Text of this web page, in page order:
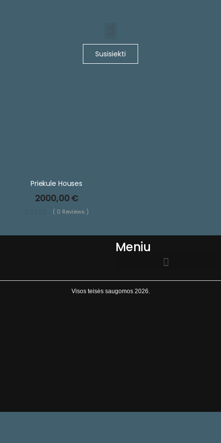
Susisiekti
Priekule Houses
2000,00€
( 0 Reviews )
Meniu
Visos teisės saugomos 2026.